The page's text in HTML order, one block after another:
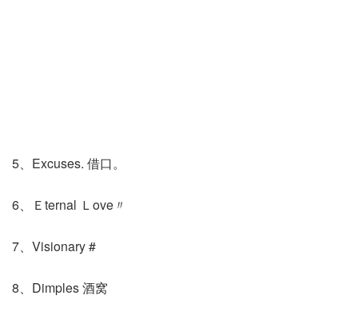
5、Excuses. 借口。
6、Ｅternal Ｌove〃
7、Visionary #
8、Dimples 酒窝